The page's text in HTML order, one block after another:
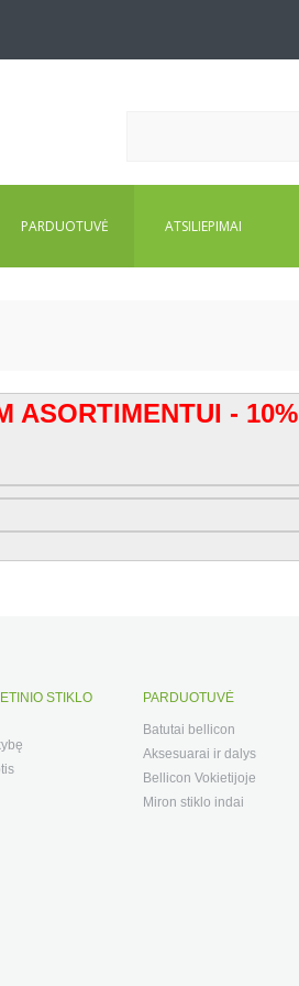
PARDUOTUVĖ ATSILIEPIMAI
ASORTIMENTUI - 10%
STIKLO
PARDUOTUVĖ
Batutai bellicon
Aksesuarai ir dalys
Bellicon Vokietijoje
Miron stiklo indai